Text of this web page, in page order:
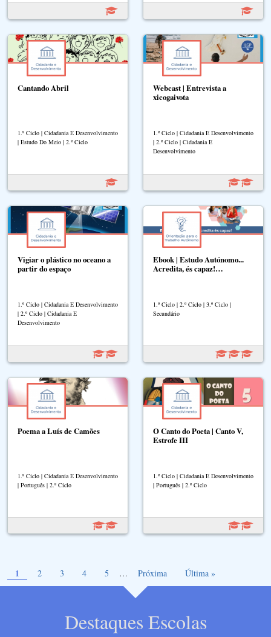
Cantando Abril
1.º Ciclo | Cidadania E Desenvolvimento
| Estudo Do Meio | 2.º Ciclo
Webcast | Entrevista a
xicogaivota
1.º Ciclo | Cidadania E Desenvolvimento
| 2.º Ciclo | Cidadania E
Desenvolvimento
Vigiar o plástico no oceano a
partir do espaço
1.º Ciclo | Cidadania E Desenvolvimento
| 2.º Ciclo | Cidadania E
Desenvolvimento
Ebook | Estudo Autónomo...
Acredita, és capaz!…
1.º Ciclo | 2.º Ciclo | 3.º Ciclo |
Secundário
Poema a Luís de Camões
1.º Ciclo | Cidadania E Desenvolvimento
| Português | 2.º Ciclo
O Canto do Poeta | Canto V,
Estrofe III
1.º Ciclo | Cidadania E Desenvolvimento
| Português | 2.º Ciclo
1 Page
2 Page
3 Page
4 Page
5 … Próxima página
Próxima Última página
Última »
Destaques Escolas